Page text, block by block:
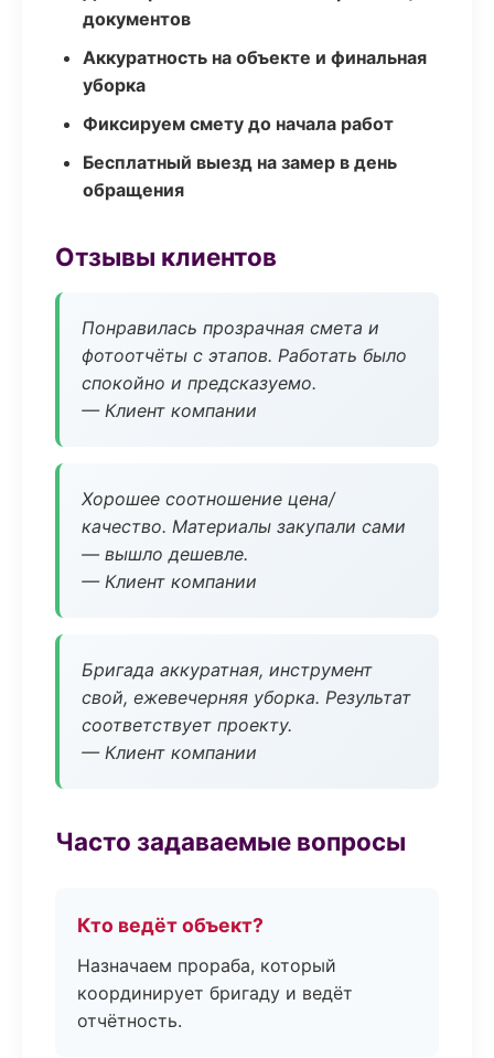
документов
Аккуратность на объекте и финальная
уборка
Фиксируем смету до начала работ
Бесплатный выезд на замер в день
обращения
Отзывы клиентов
Понравилась прозрачная смета и
фотоотчёты с этапов. Работать было
спокойно и предсказуемо.
— Клиент компании
Хорошее соотношение цена/
качество. Материалы закупали сами
— вышло дешевле.
— Клиент компании
Бригада аккуратная, инструмент
свой, ежевечерняя уборка. Результат
соответствует проекту.
— Клиент компании
Часто задаваемые вопросы
Кто ведёт объект?
Назначаем прораба, который
координирует бригаду и ведёт
отчётность.